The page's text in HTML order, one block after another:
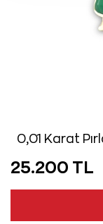
0,01 Karat
25.200 TL